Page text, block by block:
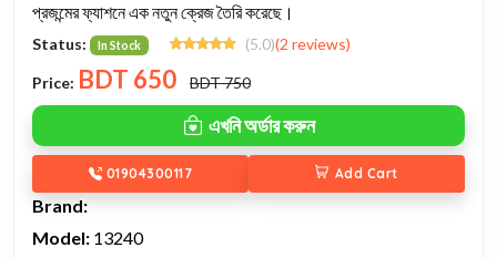
প্রজন্মের ফ্যাশনে এক নতুন ক্রেজ তৈরি করেছে।
Status: In Stock (5.0)(2 reviews)
Price: BDT 650 BDT 750
এখনি অর্ডার করুন
01904300117 Add Cart
Brand:
Model: 13240